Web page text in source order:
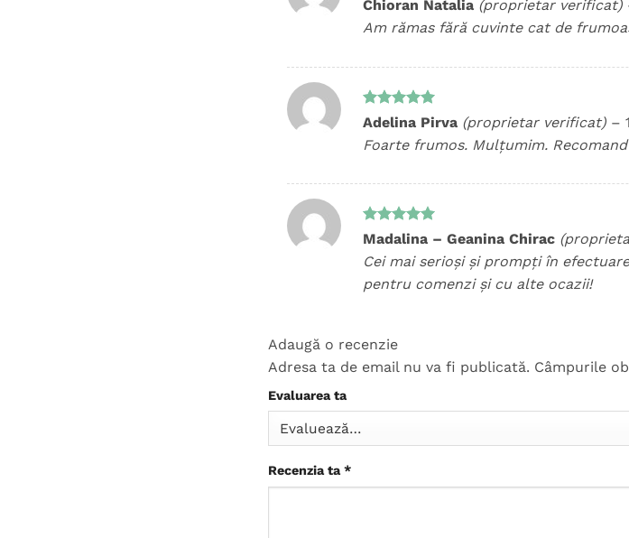
Chioran Natalia (proprietar verificat)
Am rămas fără cuvinte cat de
Evaluat la
Adelina Pirva (proprietar verificat) –
Foarte frumos. Mulțumim.
Evaluat la
Madalina – Geanina Chirac
Cei mai serioși și prompți în
pentru comenzi și cu alte ocazii!
Adaugă o recenzie
Adresa ta de email nu va fi publicată. Câmpurile
Evaluarea ta
Recenzia ta *